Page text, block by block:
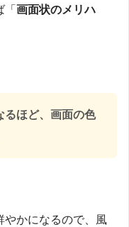
画面状のメリハ
るほど、画面の色
やかになるので、風